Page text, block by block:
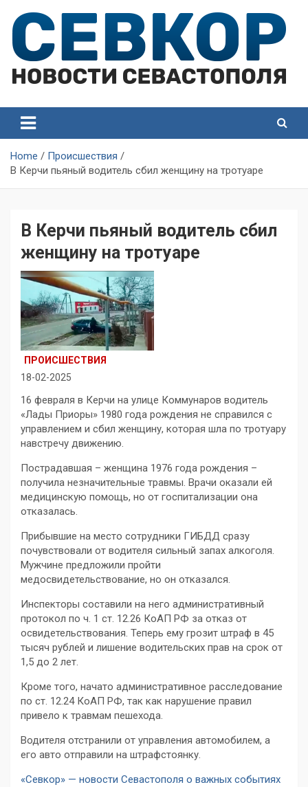
content
Севастополя
Севастополя
Home
Происшествия
В Керчи пьяный водитель сбил женщину на тротуаре
В Керчи пьяный водитель сбил
женщину на тротуаре
ПРОИСШЕСТВИЯ
18-02-2025
16 февраля в Керчи на улице Коммунаров водитель
«Лады Приоры» 1980 года рождения не справился с
управлением и сбил женщину, которая шла по тротуару
навстречу движению.
Пострадавшая – женщина 1976 года рождения –
получила незначительные травмы. Врачи оказали ей
медицинскую помощь, но от госпитализации она
отказалась.
Прибывшие на место сотрудники ГИБДД сразу
почувствовали от водителя сильный запах алкоголя.
Мужчине предложили пройти
медосвидетельствование, но он отказался.
Инспекторы составили на него административный
протокол по ч. 1 ст. 12.26 КоАП РФ за отказ от
освидетельствования. Теперь ему грозит штраф в 45
тысяч рублей и лишение водительских прав на срок от
1,5 до 2 лет.
Кроме того, начато административное расследование
по ст. 12.24 КоАП РФ, так как нарушение правил
привело к травмам пешехода.
Водителя отстранили от управления автомобилем, а
его авто отправили на штрафстоянку.
«Севкор» — новости Севастополя о важных событиях